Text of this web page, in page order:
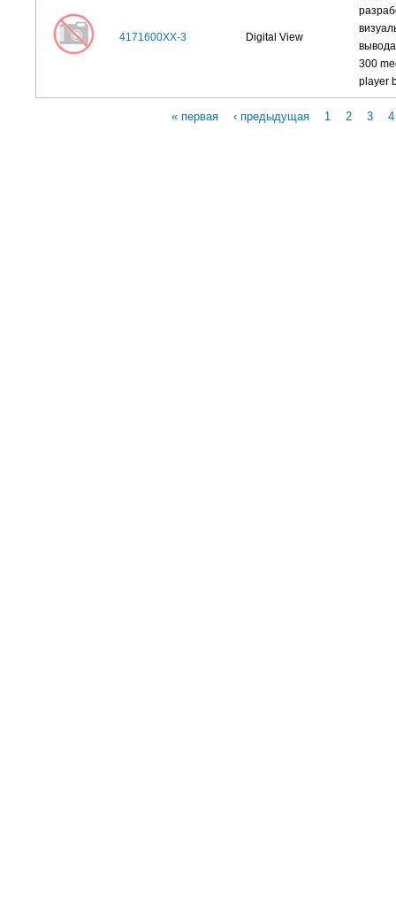
4171600XX-3 Digital View
300
player
« первая ‹ предыдущая 1 2 3 4